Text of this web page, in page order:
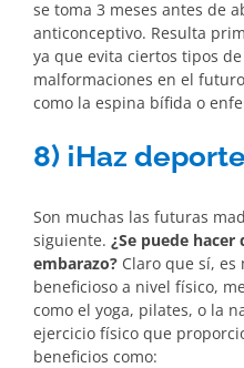
se toma 3 meses antes de
anticonceptivo. Resulta
ya que evita ciertos tipos
malformaciones en el
como la espina bífida o
8) ¡Haz
Son muchas las futuras
siguiente. ¿Se puede
embarazo? Claro que sí,
beneficioso a nivel físico,
como el yoga, pilates, o la
ejercicio físico que
beneficios como: